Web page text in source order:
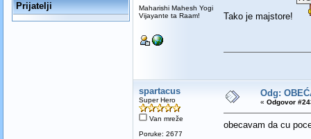
Prijatelji
Maharishi Mahesh Yogi
Vijayante ta Raam!
Tako je majstore!
spartacus
Super Hero
Van mreže
Poruke: 2677
Odg:
« Odgovor
obecavam da cu